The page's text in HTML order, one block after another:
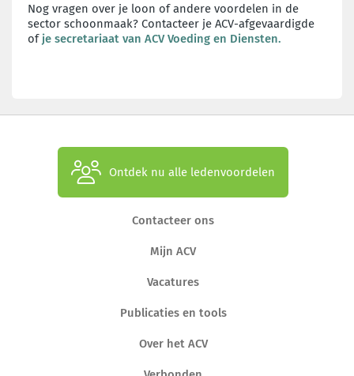
Nog vragen over je loon of andere voordelen in de
sector schoonmaak? Contacteer je ACV-afgevaardigde
of je secretariaat van ACV Voeding en Diensten.
Ontdek nu alle ledenvoordelen
Contacteer ons
Mijn ACV
Vacatures
Publicaties en tools
Over het ACV